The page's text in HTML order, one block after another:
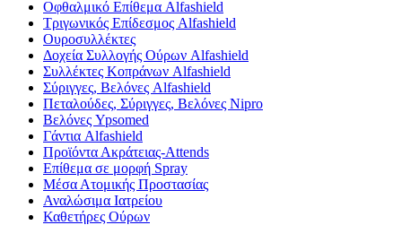
Οφθαλμικό Eπίθεμα Alfashield
Τριγωνικός Επίδεσμος Alfashield
Ουροσυλλέκτες
Δοχεία Συλλογής Ούρων Alfashield
Συλλέκτες Κοπράνων Alfashield
Σύριγγες, Βελόνες Alfashield
Πεταλούδες, Σύριγγες, Βελόνες Nipro
Βελόνες Ypsomed
Γάντια Alfashield
Προϊόντα Ακράτειας-Attends
Επίθεμα σε μορφή Spray
Μέσα Ατομικής Προστασίας
Αναλώσιμα Ιατρείου
Καθετήρες Ούρων